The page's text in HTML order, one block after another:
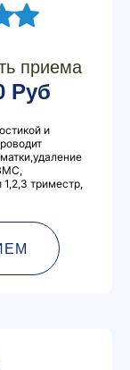
приема
Руб
и
триместр,